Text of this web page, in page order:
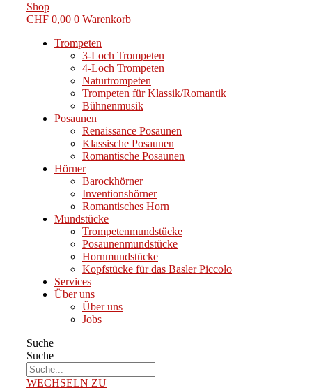
Shop
CHF 0,00 0 Warenkorb
Trompeten
3-Loch Trompeten
4-Loch Trompeten
Naturtrompeten
Trompeten für Klassik/Romantik
Bühnenmusik
Posaunen
Renaissance Posaunen
Klassische Posaunen
Romantische Posaunen
Hörner
Barockhörner
Inventionshörner
Romantisches Horn
Mundstücke
Trompetenmundstücke
Posaunenmundstücke
Hornmundstücke
Kopfstücke für das Basler Piccolo
Services
Über uns
Über uns
Jobs
Suche
Suche
WECHSELN ZU